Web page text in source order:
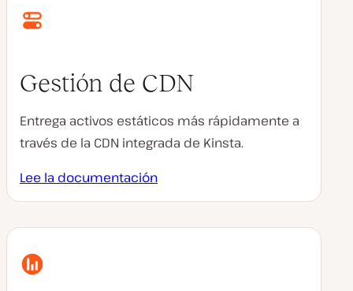
Gestión de CDN
Entrega activos estáticos más rápidamente a
través de la CDN integrada de Kinsta.
Lee la documentación